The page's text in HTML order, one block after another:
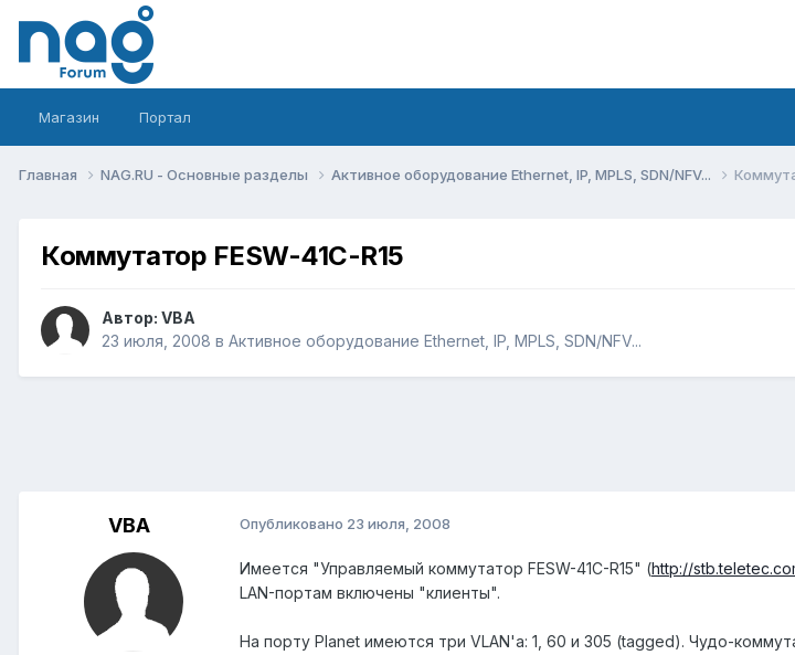
Магазин Портал
Главная NAG.RU - Основные разделы Активное оборудование Ethernet, IP, MPLS, SDN/NFV...
Коммутатор FESW-41C-R15
Автор: VBA
23 июля, 2008 в Активное оборудование Ethernet, IP, MPLS, SDN/NFV...
VBA Опубликовано 23 июля, 2008
Имеется "Управляемый коммутатор FESW-41C-R15" (http://
LAN-портам включены "клиенты".
На порту Planet имеются три VLAN'а: 1, 60 и 305 (tagged). Чудо-